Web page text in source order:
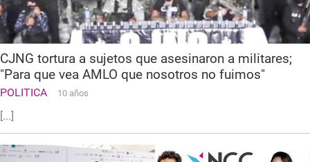
CJNG tortura a sujetos que asesinaron a militares;
"Para que vea AMLO que nosotros no fuimos"
POLITICA 10 años
[...]